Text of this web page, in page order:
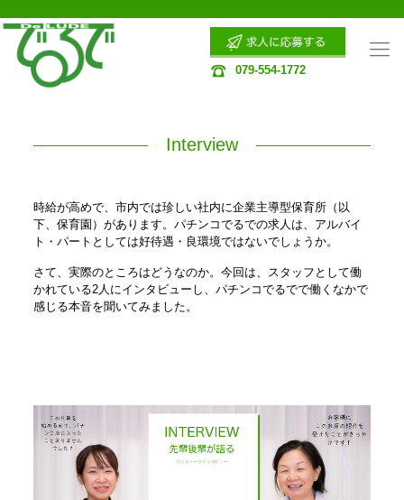
079-554-1772
Interview
時給が高めで、市内では珍しい社内に企業主導型保育所（以
下、保育園）があります。パチンコでるでの求人は、アルバイ
ト・パートとしては好待遇・良環境ではないでしょうか。
さて、実際のところはどうなのか。今回は、スタッフとして働
かれている2人にインタビューし、パチンコでるでで働くなかで
感じる本音を聞いてみました。